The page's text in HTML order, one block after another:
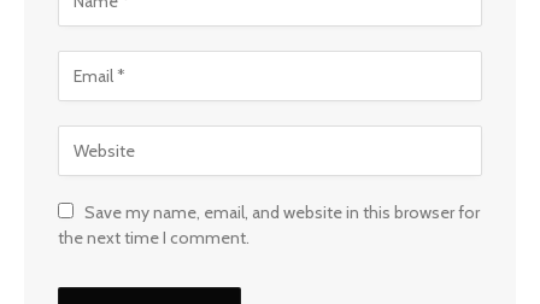
Save my name, email, and website in this browser for
the next time I comment.